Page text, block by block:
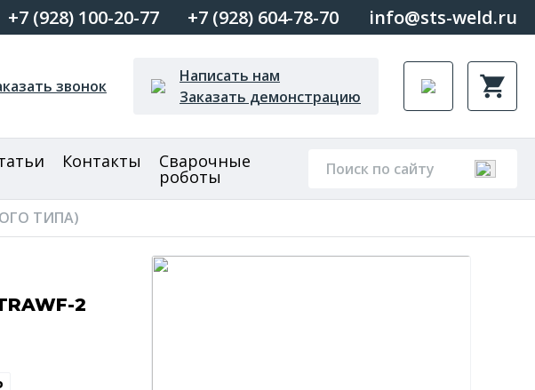
+7 (928) 100-20-77 +7 (928) 604-78-70 info@sts-weld.ru
звонок
Написать нам
Заказать демонстрацию
Контакты Сварочные
роботы
ТИПА)
2